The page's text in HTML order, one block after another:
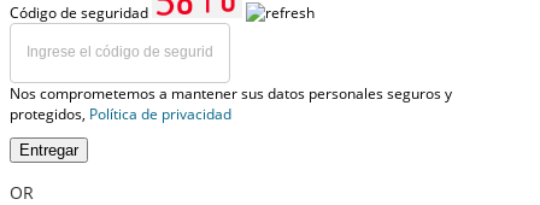
Código de seguridad
Nos comprometemos a mantener sus datos personales seguros y
protegidos, Política de privacidad
Entregar
OR